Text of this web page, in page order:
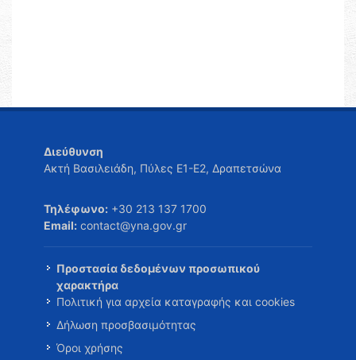
Διεύθυνση
Ακτή Βασιλειάδη, Πύλες Ε1-Ε2, Δραπετσώνα
Τηλέφωνο: +30 213 137 1700
Email: contact@yna.gov.gr
Προστασία δεδομένων προσωπικού
χαρακτήρα
Πολιτική για αρχεία καταγραφής και cookies
Δήλωση προσβασιμότητας
Όροι χρήσης